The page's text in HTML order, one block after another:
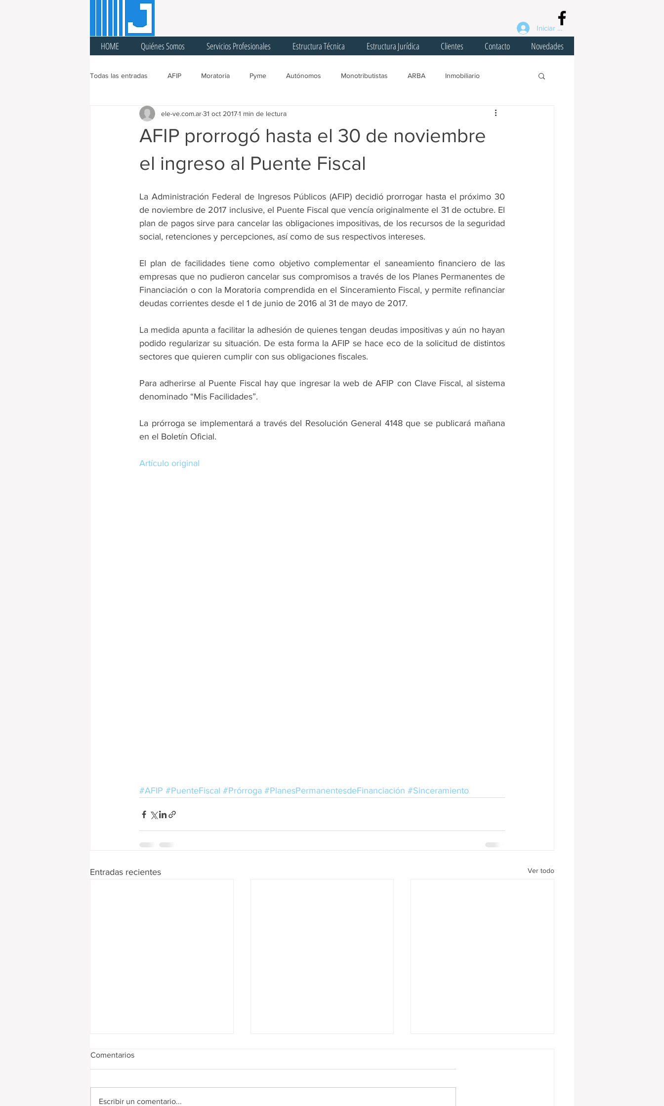
HOME Quiénes Somos Servicios Profesionales Estructura Técnica Estructura Jurídica Clientes Contacto Novedades
Iniciar sesión
Todas las entradas AFIP Moratoria Pyme Autónomos Monotributistas ARBA Inmobiliario
Ingresos Brutos Sellos Agentes de Recaudación COVID-19
Cargas Patronales SIPA AGIP Programa ATP Créditos IFE Fogar Fondep
Ganancias
AFIP prorrogó hasta el 30 de noviembre
el ingreso al Puente Fiscal
ele-ve.com.ar31 oct 20171 min de lectura
La Administración Federal de Ingresos Públicos (AFIP) decidió prorrogar hasta el próximo 30
de noviembre de 2017 inclusive, el Puente Fiscal que vencía originalmente el 31 de octubre. El
plan de pagos sirve para cancelar las obligaciones impositivas, de los recursos de la seguridad
social, retenciones y percepciones, así como de sus respectivos intereses.
El plan de facilidades tiene como objetivo complementar el saneamiento financiero de las
empresas que no pudieron cancelar sus compromisos a través de los Planes Permanentes de
Financiación o con la Moratoria comprendida en el Sinceramiento Fiscal, y permite refinanciar
deudas corrientes desde el 1 de junio de 2016 al 31 de mayo de 2017.
La medida apunta a facilitar la adhesión de quienes tengan deudas impositivas y aún no hayan
podido regularizar su situación. De esta forma la AFIP se hace eco de la solicitud de distintos
sectores que quieren cumplir con sus obligaciones fiscales.
Para adherirse al Puente Fiscal hay que ingresar la web de AFIP con Clave Fiscal, al sistema
denominado “Mis Facilidades”.
La prórroga se implementará a través del Resolución General 4148 que se publicará mañana
en el Boletín Oficial.
Artículo original
#AFIP #PuenteFiscal #Prórroga #PlanesPermanentesdeFinanciación #Sinceramiento
Entradas recientes Ver todo
Comentarios
Escribir un comentario...